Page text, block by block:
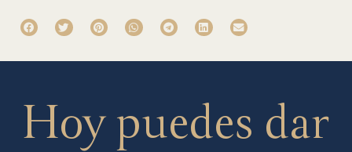
Hoy puedes dar